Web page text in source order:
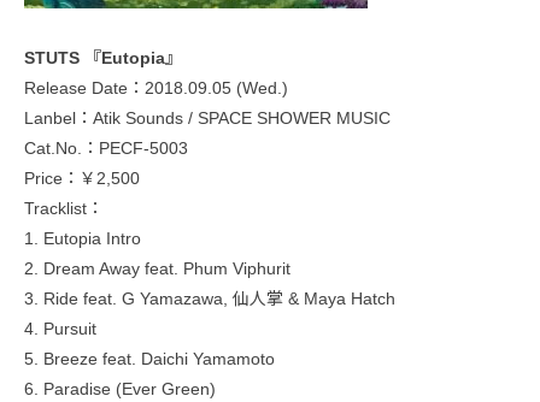
STUTS 『Eutopia』
Release Date：2018.09.05 (Wed.)
Lanbel：Atik Sounds / SPACE SHOWER MUSIC
Cat.No.：PECF-5003
Price：￥2,500
Tracklist：
1. Eutopia Intro
2. Dream Away feat. Phum Viphurit
3. Ride feat. G Yamazawa, 仙人掌 & Maya Hatch
4. Pursuit
5. Breeze feat. Daichi Yamamoto
6. Paradise (Ever Green)